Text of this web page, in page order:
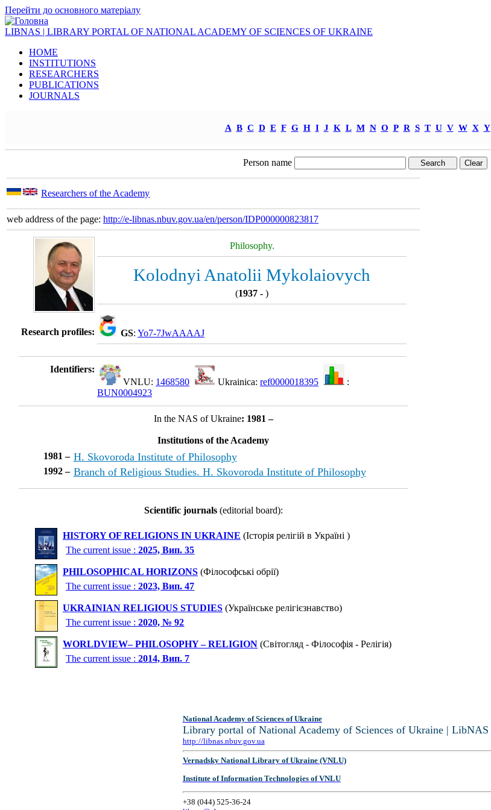
Перейти до основного матеріалу
LIBNAS | LIBRARY PORTAL OF NATIONAL ACADEMY OF SCIENCES OF UKRAINE
HOME
INSTITUTIONS
RESEARCHERS
PUBLICATIONS
JOURNALS
A B C D E F G H I J K L M N O P R S T U V W X Y
Person name
Researchers of the Academy
web address of the page: http://e-libnas.nbuv.gov.ua/en/person/IDP000000823817
Philosophy.
Kolodnyi Anatolii Mykolaiovych
(1937 - )
Research profiles: GS: Yo7-7JwAAAAJ
Identifiers:
VNLU: 1468580 Ukrainica: ref0000018395
:
BUN0004923
In the NAS of Ukraine: 1981 –
Institutions of the Academy
1981 – H. Skovoroda Institute of Philosophy
1992 – Branch of Religious Studies. H. Skovoroda Institute of Philosophy
Scientific journals(editorial board):
HISTORY OF RELIGIONS IN UKRAINE (Історія релігій в Україні )
The current issue :2025, Вип. 35
PHILOSOPHICAL HORIZONS (Філософські обрії)
The current issue :2023, Вип. 47
UKRAINIAN RELIGIOUS STUDIES (Українське релігієзнавство)
The current issue :2020, № 92
WORLDVIEW– PHILOSOPHY – RELIGION (Світогляд - Філософія - Релігія)
The current issue :2014, Вип. 7
National Academy of Sciences of Ukraine
Library portal of National Academy of Sciences of Ukraine | LibNAS
http://libnas.nbuv.gov.ua
Vernadsky National Library of Ukraine (VNLU)
Institute of Information Technologies of VNLU
+38 (044) 525-36-24